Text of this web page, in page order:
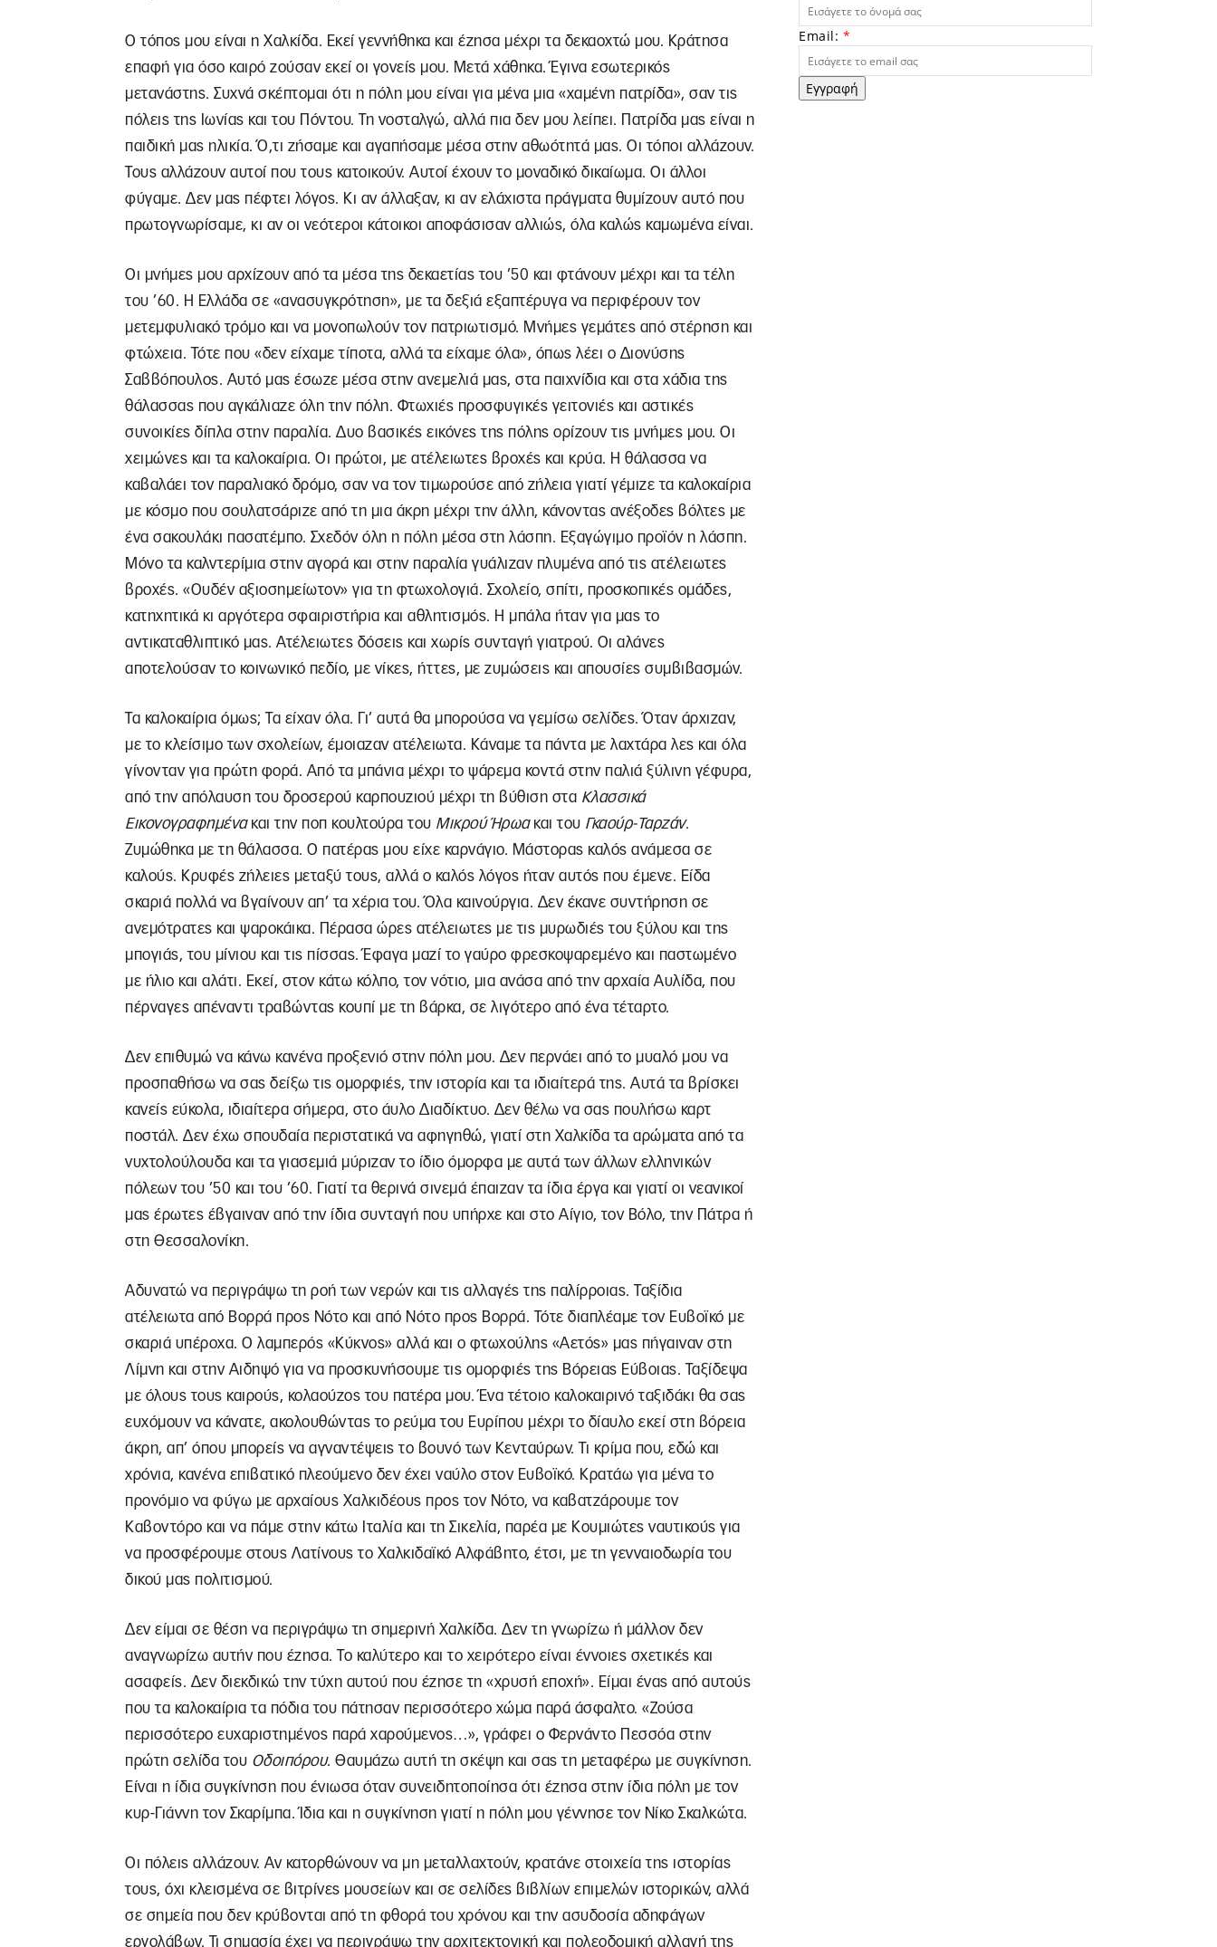
Ο τόπος μου είναι η Χαλκίδα. Εκεί γεννήθηκα και έζησα μέχρι τα δεκαοχτώ μου. Κράτησα
επαφή για όσο καιρό ζούσαν εκεί οι γονείς μου. Μετά χάθηκα. Έγινα εσωτερικός
μετανάστης. Συχνά σκέπτομαι ότι η πόλη μου είναι για μένα μια «χαμένη πατρίδα», σαν τις
πόλεις της Ιωνίας και του Πόντου. Τη νοσταλγώ, αλλά πια δεν μου λείπει. Πατρίδα μας είναι η
παιδική μας ηλικία. Ό,τι ζήσαμε και αγαπήσαμε μέσα στην αθωότητά μας. Οι τόποι αλλάζουν.
Τους αλλάζουν αυτοί που τους κατοικούν. Αυτοί έχουν το μοναδικό δικαίωμα. Οι άλλοι
φύγαμε. Δεν μας πέφτει λόγος. Κι αν άλλαξαν, κι αν ελάχιστα πράγματα θυμίζουν αυτό που
πρωτογνωρίσαμε, κι αν οι νεότεροι κάτοικοι αποφάσισαν αλλιώς, όλα καλώς καμωμένα είναι.
Οι μνήμες μου αρχίζουν από τα μέσα της δεκαετίας του ’50 και φτάνουν μέχρι και τα τέλη
του ’60. Η Ελλάδα σε «ανασυγκρότηση», με τα δεξιά εξαπτέρυγα να περιφέρουν τον
μετεμφυλιακό τρόμο και να μονοπωλούν τον πατριωτισμό. Μνήμες γεμάτες από στέρηση και
φτώχεια. Τότε που «δεν είχαμε τίποτα, αλλά τα είχαμε όλα», όπως λέει ο Διονύσης
Σαββόπουλος. Αυτό μας έσωζε μέσα στην ανεμελιά μας, στα παιχνίδια και στα χάδια της
θάλασσας που αγκάλιαζε όλη την πόλη. Φτωχιές προσφυγικές γειτονιές και αστικές
συνοικίες δίπλα στην παραλία. Δυο βασικές εικόνες της πόλης ορίζουν τις μνήμες μου. Οι
χειμώνες και τα καλοκαίρια. Οι πρώτοι, με ατέλειωτες βροχές και κρύα. Η θάλασσα να
καβαλάει τον παραλιακό δρόμο, σαν να τον τιμωρούσε από ζήλεια γιατί γέμιζε τα καλοκαίρια
με κόσμο που σουλατσάριζε από τη μια άκρη μέχρι την άλλη, κάνοντας ανέξοδες βόλτες με
ένα σακουλάκι πασατέμπο. Σχεδόν όλη η πόλη μέσα στη λάσπη. Εξαγώγιμο προϊόν η λάσπη.
Μόνο τα καλντερίμια στην αγορά και στην παραλία γυάλιζαν πλυμένα από τις ατέλειωτες
βροχές. «Ουδέν αξιοσημείωτον» για τη φτωχολογιά. Σχολείο, σπίτι, προσκοπικές ομάδες,
κατηχητικά κι αργότερα σφαιριστήρια και αθλητισμός. Η μπάλα ήταν για μας το
αντικαταθλιπτικό μας. Ατέλειωτες δόσεις και χωρίς συνταγή γιατρού. Οι αλάνες
αποτελούσαν το κοινωνικό πεδίο, με νίκες, ήττες, με ζυμώσεις και απουσίες συμβιβασμών.
Τα καλοκαίρια όμως; Τα είχαν όλα. Γι’ αυτά θα μπορούσα να γεμίσω σελίδες. Όταν άρχιζαν,
με το κλείσιμο των σχολείων, έμοιαζαν ατέλειωτα. Κάναμε τα πάντα με λαχτάρα λες και όλα
γίνονταν για πρώτη φορά. Από τα μπάνια μέχρι το ψάρεμα κοντά στην παλιά ξύλινη γέφυρα,
από την απόλαυση του δροσερού καρπουζιού μέχρι τη βύθιση στα Κλασσικά
Εικονογραφημένακαι την ποπ κουλτούρα του Μικρού Ήρωακαι του Γκαούρ-Ταρζάν.
Ζυμώθηκα με τη θάλασσα. Ο πατέρας μου είχε καρνάγιο. Μάστορας καλός ανάμεσα σε
καλούς. Κρυφές ζήλειες μεταξύ τους, αλλά ο καλός λόγος ήταν αυτός που έμενε. Είδα
σκαριά πολλά να βγαίνουν απ’ τα χέρια του. Όλα καινούργια. Δεν έκανε συντήρηση σε
ανεμότρατες και ψαροκάικα. Πέρασα ώρες ατέλειωτες με τις μυρωδιές του ξύλου και της
μπογιάς, του μίνιου και τις πίσσας. Έφαγα μαζί το γαύρο φρεσκοψαρεμένο και παστωμένο
με ήλιο και αλάτι. Εκεί, στον κάτω κόλπο, τον νότιο, μια ανάσα από την αρχαία Αυλίδα, που
πέρναγες απέναντι τραβώντας κουπί με τη βάρκα, σε λιγότερο από ένα τέταρτο.
Δεν επιθυμώ να κάνω κανένα προξενιό στην πόλη μου. Δεν περνάει από το μυαλό μου να
προσπαθήσω να σας δείξω τις ομορφιές, την ιστορία και τα ιδιαίτερά της. Αυτά τα βρίσκει
κανείς εύκολα, ιδιαίτερα σήμερα, στο άυλο Διαδίκτυο. Δεν θέλω να σας πουλήσω καρτ
ποστάλ. Δεν έχω σπουδαία περιστατικά να αφηγηθώ, γιατί στη Χαλκίδα τα αρώματα από τα
νυχτολούλουδα και τα γιασεμιά μύριζαν το ίδιο όμορφα με αυτά των άλλων ελληνικών
πόλεων του ’50 και του ’60. Γιατί τα θερινά σινεμά έπαιζαν τα ίδια έργα και γιατί οι νεανικοί
μας έρωτες έβγαιναν από την ίδια συνταγή που υπήρχε και στο Αίγιο, τον Βόλο, την Πάτρα ή
στη Θεσσαλονίκη.
Αδυνατώ να περιγράψω τη ροή των νερών και τις αλλαγές της παλίρροιας. Ταξίδια
ατέλειωτα από Βορρά προς Νότο και από Νότο προς Βορρά. Τότε διαπλέαμε τον Ευβοϊκό με
σκαριά υπέροχα. Ο λαμπερός «Κύκνος» αλλά και ο φτωχούλης «Αετός» μας πήγαιναν στη
Λίμνη και στην Αιδηψό για να προσκυνήσουμε τις ομορφιές της Βόρειας Εύβοιας. Ταξίδεψα
με όλους τους καιρούς, κολαούζος του πατέρα μου. Ένα τέτοιο καλοκαιρινό ταξιδάκι θα σας
ευχόμουν να κάνατε, ακολουθώντας το ρεύμα του Ευρίπου μέχρι το δίαυλο εκεί στη βόρεια
άκρη, απ’ όπου μπορείς να αγναντέψεις το βουνό των Κενταύρων. Τι κρίμα που, εδώ και
χρόνια, κανένα επιβατικό πλεούμενο δεν έχει ναύλο στον Ευβοϊκό. Κρατάω για μένα το
προνόμιο να φύγω με αρχαίους Χαλκιδέους προς τον Νότο, να καβατζάρουμε τον
Καβοντόρο και να πάμε στην κάτω Ιταλία και τη Σικελία, παρέα με Κουμιώτες ναυτικούς για
να προσφέρουμε στους Λατίνους το Χαλκιδαϊκό Αλφάβητο, έτσι, με τη γενναιοδωρία του
δικού μας πολιτισμού.
Δεν είμαι σε θέση να περιγράψω τη σημερινή Χαλκίδα. Δεν τη γνωρίζω ή μάλλον δεν
αναγνωρίζω αυτήν που έζησα. Το καλύτερο και το χειρότερο είναι έννοιες σχετικές και
ασαφείς. Δεν διεκδικώ την τύχη αυτού που έζησε τη «χρυσή εποχή». Είμαι ένας από αυτούς
που τα καλοκαίρια τα πόδια του πάτησαν περισσότερο χώμα παρά άσφαλτο. «Ζούσα
περισσότερο ευχαριστημένος παρά χαρούμενος…», γράφει ο Φερνάντο Πεσσόα στην
πρώτη σελίδα του Οδοιπόρου. Θαυμάζω αυτή τη σκέψη και σας τη μεταφέρω με συγκίνηση.
Είναι η ίδια συγκίνηση που ένιωσα όταν συνειδητοποίησα ότι έζησα στην ίδια πόλη με τον
κυρ-Γιάννη τον Σκαρίμπα. Ίδια και η συγκίνηση γιατί η πόλη μου γέννησε τον Νίκο Σκαλκώτα.
Οι πόλεις αλλάζουν. Αν κατορθώνουν να μη μεταλλαχτούν, κρατάνε στοιχεία της ιστορίας
τους, όχι κλεισμένα σε βιτρίνες μουσείων και σε σελίδες βιβλίων επιμελών ιστορικών, αλλά
σε σημεία που δεν κρύβονται από τη φθορά του χρόνου και την ασυδοσία αδηφάγων
εργολάβων. Τι σημασία έχει να περιγράψω την αρχιτεκτονική και πολεοδομική αλλαγή της
Email: *
Εγγραφή